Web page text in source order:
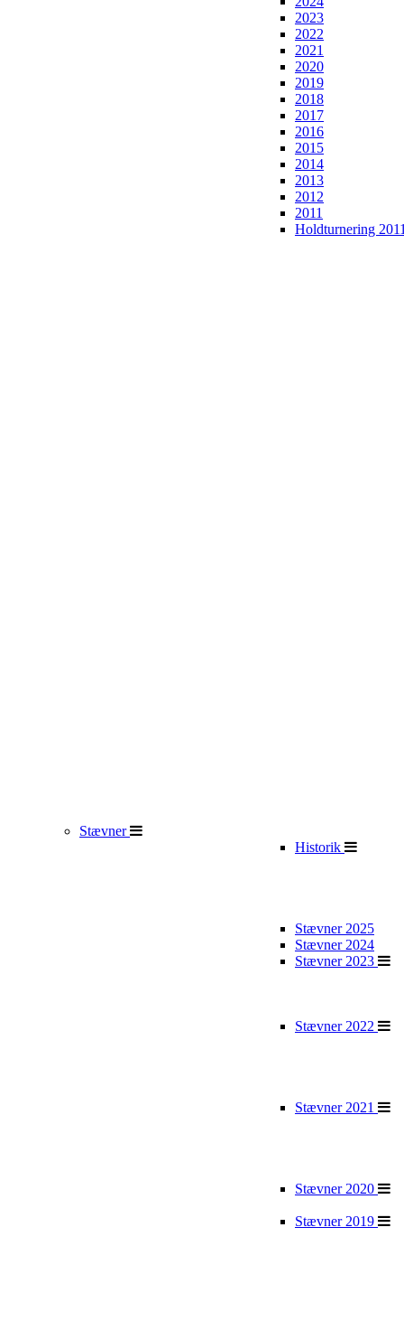
2023
2022
2021
2020
2019
2018
2017
2016
2015
2014
2013
2012
2011
Holdturnering
Stævner
Historik
Stævner 2025
Stævner 2024
Stævner 2023
Stævner 2022
Stævner 2021
Stævner 2020
Stævner 2019